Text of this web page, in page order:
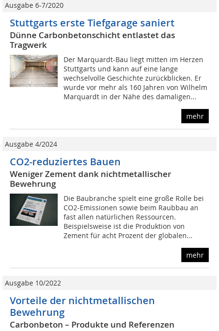
Ausgabe 6-7/2020
Stuttgarts erste Tiefgarage saniert
Dünne Carbonbetonschicht entlastet das
Tragwerk
Der Marquardt-Bau liegt mitten im Herzen
Stuttgarts und kann auf eine lange
wechselvolle Geschichte zurückblicken. Er
wurde vor mehr als 160 Jahren von Wilhelm
Marquardt in der Nähe des damaligen...
mehr
Ausgabe 4/2024
CO2-reduziertes Bauen
Weniger Zement dank nichtmetallischer
Bewehrung
Die Baubranche spielt eine große Rolle bei
CO2-Emissionen sowie beim Raubbau an
fast allen natürlichen Ressourcen.
Beispielsweise ist die Produktion von
Zement für acht Prozent der globalen...
mehr
Ausgabe 10/2022
Vorteile der nichtmetallischen
Bewehrung
Carbonbeton – Produkte und Referenzen